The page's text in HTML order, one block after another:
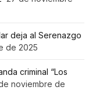
deja al Serenazgo
de 2025
criminal “Los
noviembre de